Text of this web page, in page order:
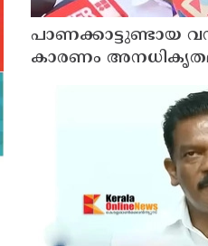
പാണക്കാട്ടുണ്ടായ വൻ
കാരണം